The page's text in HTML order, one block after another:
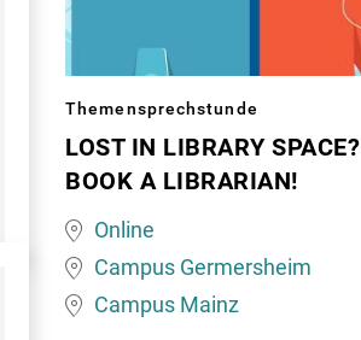
Image
this
topic
Themensprechstunde
LOST IN LIBRARY SPACE?
BOOK A LIBRARIAN!
Online
Campus Germersheim
Campus Mainz